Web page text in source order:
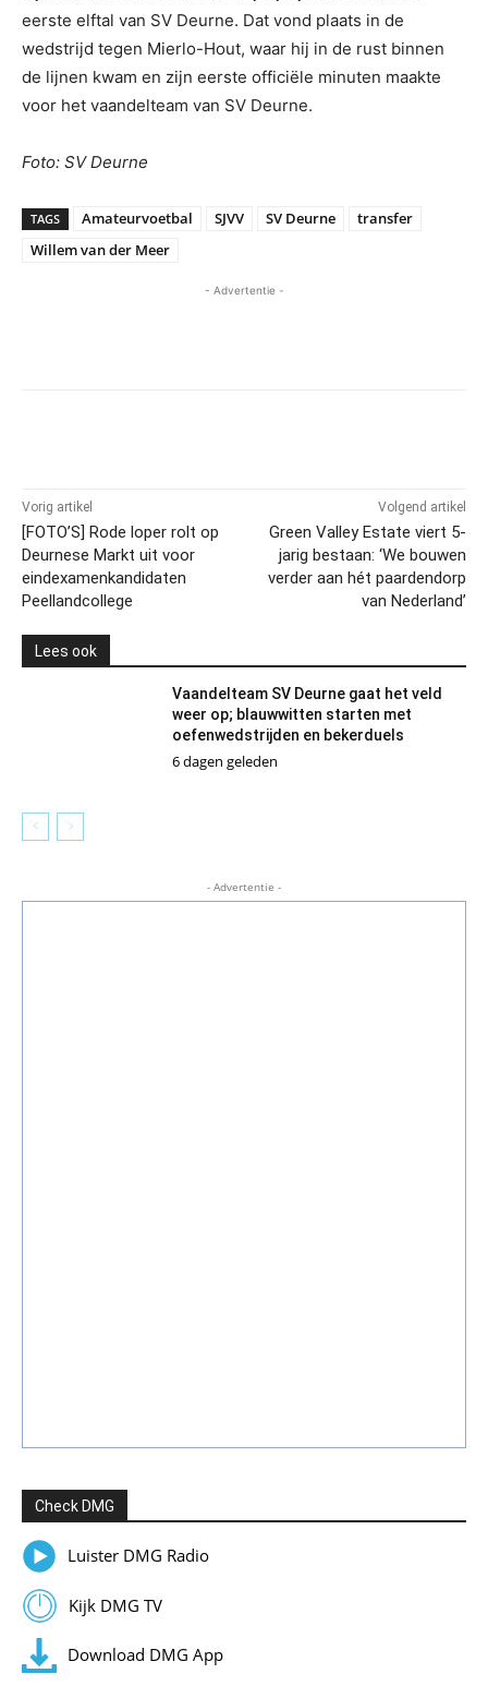
eerste elftal van SV Deurne. Dat vond plaats in de
wedstrijd tegen Mierlo-Hout, waar hij in de rust binnen
de lijnen kwam en zijn eerste officiële minuten maakte
voor het vaandelteam van SV Deurne.
Foto: SV Deurne
TAGS Amateurvoetbal SJVV SV Deurne
transfer
Willem van der Meer
- Advertentie -
Vorig artikel
[FOTO’S] Rode loper rolt op
Deurnese Markt uit voor
eindexamenkandidaten
Peellandcollege
Volgend artikel
Green Valley Estate viert 5-
jarig bestaan: ‘We bouwen
verder aan hét paardendorp
van Nederland’
Lees ook
Vaandelteam SV Deurne gaat het veld
weer op; blauwwitten starten met
oefenwedstrijden en bekerduels
6 dagen geleden
- Advertentie -
Check DMG
Luister DMG Radio
Kijk DMG TV
Download DMG App